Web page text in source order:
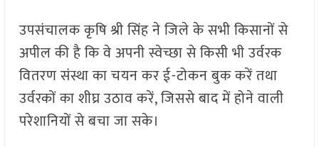
उपसंचालक कृषि श्री सिंह ने जिले के सभी किसानों से
अपील की है कि वे अपनी स्वेच्छा से किसी भी उर्वरक
वितरण संस्था का चयन कर ई-टोकन बुक करें तथा
उर्वरकों का शीघ्र उठाव करें, जिससे बाद में होने वाली
परेशानियों से बचा जा सके।